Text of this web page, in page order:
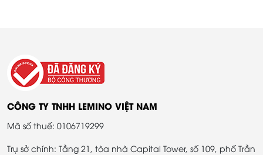
CÔNG TY TNHH LEMINO VIỆT NAM
Mã số thuế: 0106719299
Trụ sở chính: Tầng 21, tòa nhà Capital Tower, số 109, phố Trần